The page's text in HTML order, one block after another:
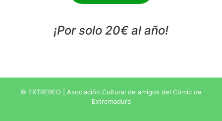
¡Por solo 20€ al año!
© EXTREBEO | Asociación Cultural de amigos del Cómic de
Extremadura